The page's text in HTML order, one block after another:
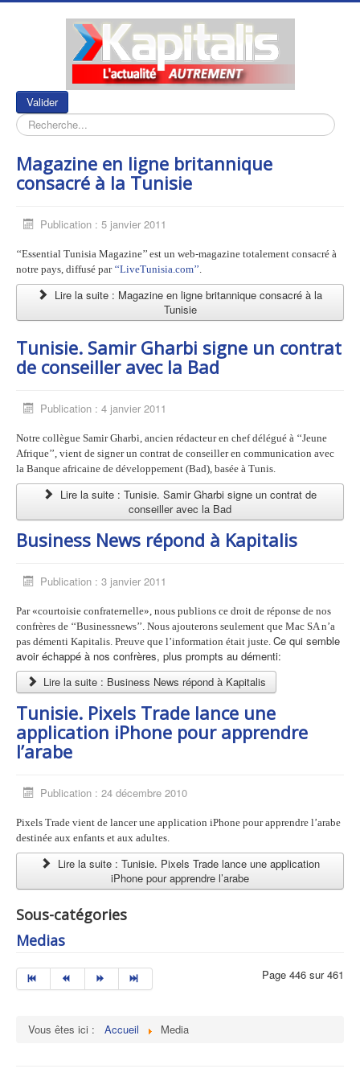
Valider
Magazine en ligne britannique
consacré à la Tunisie
Publication : 5 janvier 2011
‘‘Essential Tunisia Magazine’’ est un web-magazine totalement consacré à
notre pays, diffusé par ‘‘LiveTunisia.com’’.
Lire la suite : Magazine en ligne britannique consacré à la
Tunisie
Tunisie. Samir Gharbi signe un contrat
de conseiller avec la Bad
Publication : 4 janvier 2011
Notre collègue Samir Gharbi, ancien rédacteur en chef délégué à ‘‘Jeune
Afrique’’, vient de signer un contrat de conseiller en communication avec
la Banque africaine de développement (Bad), basée à Tunis.
Lire la suite : Tunisie. Samir Gharbi signe un contrat de
conseiller avec la Bad
Business News répond à Kapitalis
Publication : 3 janvier 2011
Par «courtoisie confraternelle», nous publions ce droit de réponse de nos
confrères de ‘‘Businessnews’’. Nous ajouterons seulement que Mac SA n’a
pas démenti Kapitalis. Preuve que l’information était juste. Ce qui semble
avoir échappé à nos confrères, plus prompts au démenti:
Lire la suite : Business News répond à Kapitalis
Tunisie. Pixels Trade lance une
application iPhone pour apprendre
l’arabe
Publication : 24 décembre 2010
Pixels Trade vient de lancer une application iPhone pour apprendre l’arabe
destinée aux enfants et aux adultes.
Lire la suite : Tunisie. Pixels Trade lance une application
iPhone pour apprendre l’arabe
Sous-catégories
Medias
Page 446 sur 461
Vous êtes ici : Accueil Media